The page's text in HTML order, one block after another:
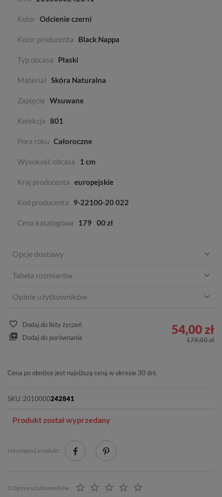
Kolor Odcienie czerni
Kolor producenta Black Nappa
Typ obcasa Płaski
Materiał Skóra Naturalna
Zapięcie Wsuwane
Kolekcja 801
Pora roku Całoroczne
Wysokość obcasa 1 cm
Kraj producenta europejskie
Kod producenta 9-22100-20 022
Cena katalogowa 179 00 zł
Opcje dostawy
Tabela rozmiarów
Opinie użytkowników
Dodaj do listy życzeń
Dodaj do porównania
54,00 zł
179,00 zł
Cena po obniżce jest najniższą ceną w okresie 30 dni.
SKU: 2010000242841
Produkt został wyprzedany
Udostępnij produkt:
0 Opinie użytkowników